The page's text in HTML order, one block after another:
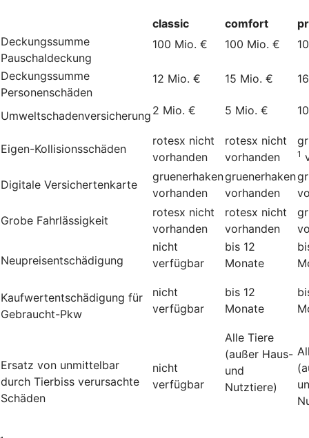
classic comfort
Deckungssumme
Pauschaldeckung
100 Mio. € 100 Mio. €
Deckungssumme
Personenschäden
12 Mio. € 15 Mio. €
Umweltschadenversicherung 2 Mio. € 5 Mio. €
Eigen-Kollisionsschäden
rotesx nicht
vorhanden
rotesx nicht
vorhanden
1
Digitale Versichertenkarte
gruenerhaken
vorhanden
gruenerhaken
vorhanden
Grobe Fahrlässigkeit
rotesx nicht
vorhanden
rotesx nicht
vorhanden
Neupreisentschädigung
nicht
verfügbar
bis 12
Monate
Kauf­wert­entschädi­gung für
Gebraucht-Pkw
nicht
verfügbar
bis 12
Monate
Ersatz von unmittelbar
durch Tierbiss verur­sachte
Schäden
nicht
verfügbar
Alle Tiere
(außer Haus-
und
Nutztiere)